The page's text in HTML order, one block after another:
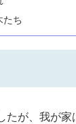
たち
たが、我が家